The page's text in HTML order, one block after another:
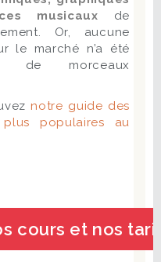
musicaux de
Or, aucune
le marché n’a été
de morceaux
notre guide des
populaires au